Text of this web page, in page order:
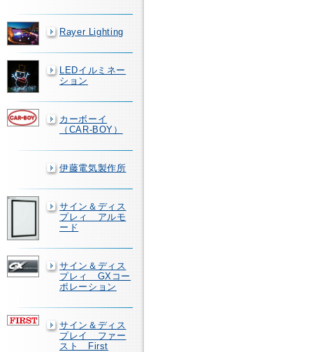
Rayer Lighting
LEDイルミネー
ション
カーボーイ
（CAR-BOY）
伊藤電気製作所
サイン＆ディス
プレィ アルモ
ード
サイン＆ディス
プレィ GXコー
ポレーション
サイン＆ディス
プレイ ファー
スト First